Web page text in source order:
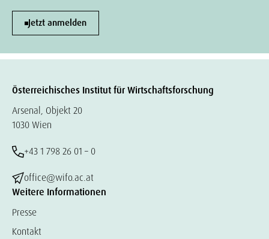
Jetzt anmelden
Österreichisches Institut für Wirtschaftsforschung
Arsenal, Objekt 20
1030 Wien
+43 1 798 26 01 – 0
office@wifo.ac.at
Weitere Informationen
Presse
Kontakt